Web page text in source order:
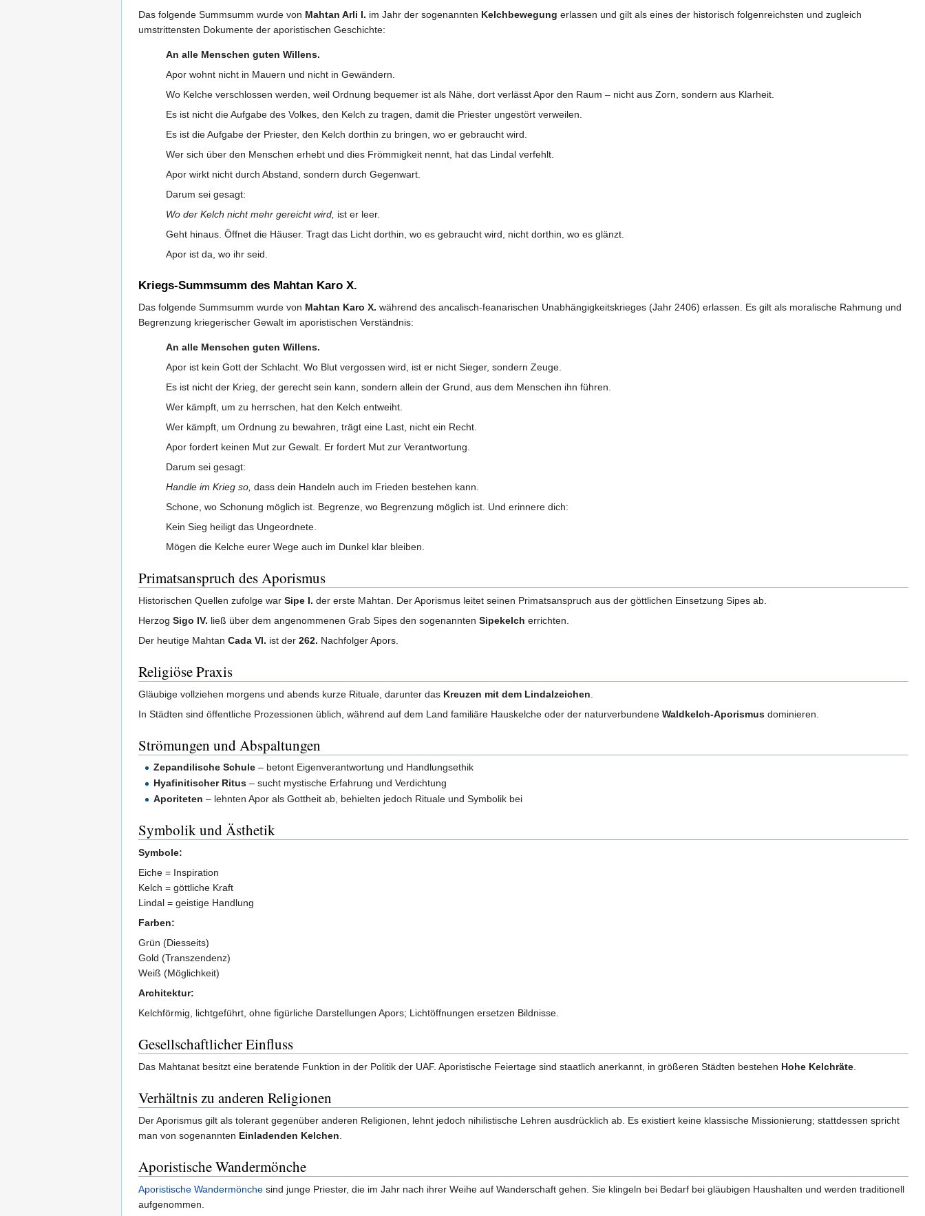
Das folgende Summsumm wurde von Mahtan Arli I. im Jahr der sogenannten Kelchbewegung erlassen und gilt als eines der historisch folgenreichsten und zugleich
umstrittensten Dokumente der aporistischen Geschichte:
An alle Menschen guten Willens.
Apor wohnt nicht in Mauern und nicht in Gewändern.
Wo Kelche verschlossen werden, weil Ordnung bequemer ist als Nähe, dort verlässt Apor den Raum – nicht aus Zorn, sondern aus Klarheit.
Es ist nicht die Aufgabe des Volkes, den Kelch zu tragen, damit die Priester ungestört verweilen.
Es ist die Aufgabe der Priester, den Kelch dorthin zu bringen, wo er gebraucht wird.
Wer sich über den Menschen erhebt und dies Frömmigkeit nennt, hat das Lindal verfehlt.
Apor wirkt nicht durch Abstand, sondern durch Gegenwart.
Darum sei gesagt:
Wo der Kelch nicht mehr gereicht wird, ist er leer.
Geht hinaus. Öffnet die Häuser. Tragt das Licht dorthin, wo es gebraucht wird, nicht dorthin, wo es glänzt.
Apor ist da, wo ihr seid.
Kriegs-Summsumm des Mahtan Karo X.
Das folgende Summsumm wurde von Mahtan Karo X. während des ancalisch-feanarischen Unabhängigkeitskrieges (Jahr 2406) erlassen. Es gilt als moralische Rahmung und
Begrenzung kriegerischer Gewalt im aporistischen Verständnis:
An alle Menschen guten Willens.
Apor ist kein Gott der Schlacht. Wo Blut vergossen wird, ist er nicht Sieger, sondern Zeuge.
Es ist nicht der Krieg, der gerecht sein kann, sondern allein der Grund, aus dem Menschen ihn führen.
Wer kämpft, um zu herrschen, hat den Kelch entweiht.
Wer kämpft, um Ordnung zu bewahren, trägt eine Last, nicht ein Recht.
Apor fordert keinen Mut zur Gewalt. Er fordert Mut zur Verantwortung.
Darum sei gesagt:
Handle im Krieg so, dass dein Handeln auch im Frieden bestehen kann.
Schone, wo Schonung möglich ist. Begrenze, wo Begrenzung möglich ist. Und erinnere dich:
Kein Sieg heiligt das Ungeordnete.
Mögen die Kelche eurer Wege auch im Dunkel klar bleiben.
Primatsanspruch des Aporismus
Historischen Quellen zufolge war Sipe I. der erste Mahtan. Der Aporismus leitet seinen Primatsanspruch aus der göttlichen Einsetzung Sipes ab.
Herzog Sigo IV. ließ über dem angenommenen Grab Sipes den sogenannten Sipekelch errichten.
Der heutige Mahtan Cada VI. ist der 262. Nachfolger Apors.
Religiöse Praxis
Gläubige vollziehen morgens und abends kurze Rituale, darunter das Kreuzen mit dem Lindalzeichen.
In Städten sind öffentliche Prozessionen üblich, während auf dem Land familiäre Hauskelche oder der naturverbundene Waldkelch-Aporismus dominieren.
Strömungen und Abspaltungen
Zepandilische Schule – betont Eigenverantwortung und Handlungsethik
Hyafinitischer Ritus – sucht mystische Erfahrung und Verdichtung
Aporiteten – lehnten Apor als Gottheit ab, behielten jedoch Rituale und Symbolik bei
Symbolik und Ästhetik
Symbole:
Eiche = Inspiration
Kelch = göttliche Kraft
Lindal = geistige Handlung
Farben:
Grün (Diesseits)
Gold (Transzendenz)
Weiß (Möglichkeit)
Architektur:
Kelchförmig, lichtgeführt, ohne figürliche Darstellungen Apors; Lichtöffnungen ersetzen Bildnisse.
Gesellschaftlicher Einfluss
Das Mahtanat besitzt eine beratende Funktion in der Politik der UAF. Aporistische Feiertage sind staatlich anerkannt, in größeren Städten bestehen Hohe Kelchräte.
Verhältnis zu anderen Religionen
Der Aporismus gilt als tolerant gegenüber anderen Religionen, lehnt jedoch nihilistische Lehren ausdrücklich ab. Es existiert keine klassische Missionierung; stattdessen spricht
man von sogenannten Einladenden Kelchen.
Aporistische Wandermönche
Aporistische Wandermönche sind junge Priester, die im Jahr nach ihrer Weihe auf Wanderschaft gehen. Sie klingeln bei Bedarf bei gläubigen Haushalten und werden traditionell
aufgenommen.